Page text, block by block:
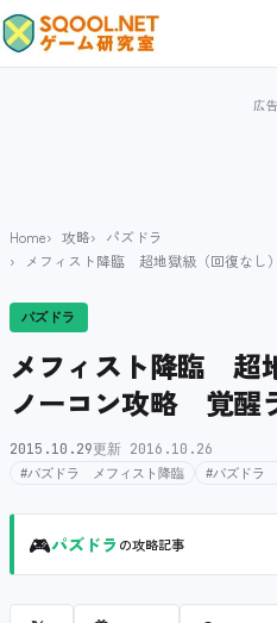
Home 攻略
パズドラ
メフィスト降臨 超地獄級（回復なし
パズドラ
メフィスト降臨 超
ノーコン攻略 覚醒
2015.10.29更新 2016.10.26
#パズドラ メフィスト降臨 #パズドラ
🎮パズドラの攻略記事